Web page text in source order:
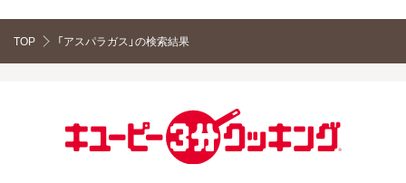
TOP 「アスパラガス」の検索結果